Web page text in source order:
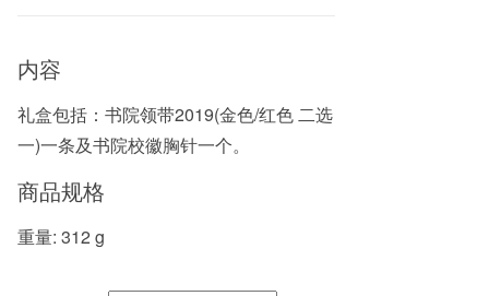
内容
礼盒包括：书院领带2019(金色/红色 二选
一)一条及书院校徽胸针一个。
商品规格
重量: 312 g